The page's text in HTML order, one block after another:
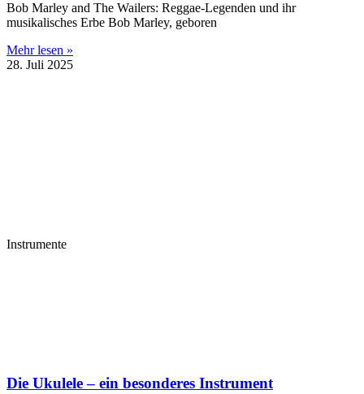
Bob Marley and The Wailers: Reggae-Legenden und ihr
musikalisches Erbe Bob Marley, geboren
Mehr lesen »
28. Juli 2025
Instrumente
Die Ukulele – ein besonderes Instrument